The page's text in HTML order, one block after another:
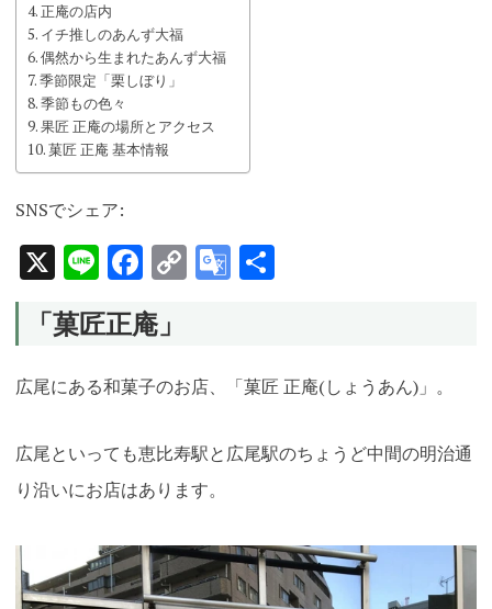
正庵の店内
イチ推しのあんず大福
偶然から生まれたあんず大福
季節限定「栗しぼり」
季節もの色々
果匠 正庵の場所とアクセス
菓匠 正庵 基本情報
SNSでシェア:
X LineFacebook
CopyGoogle
共
「菓匠正庵」
広尾にある和菓子のお店、「菓匠 正庵(しょうあん)」。
広尾といっても恵比寿駅と広尾駅のちょうど中間の明治通
り沿いにお店はあります。